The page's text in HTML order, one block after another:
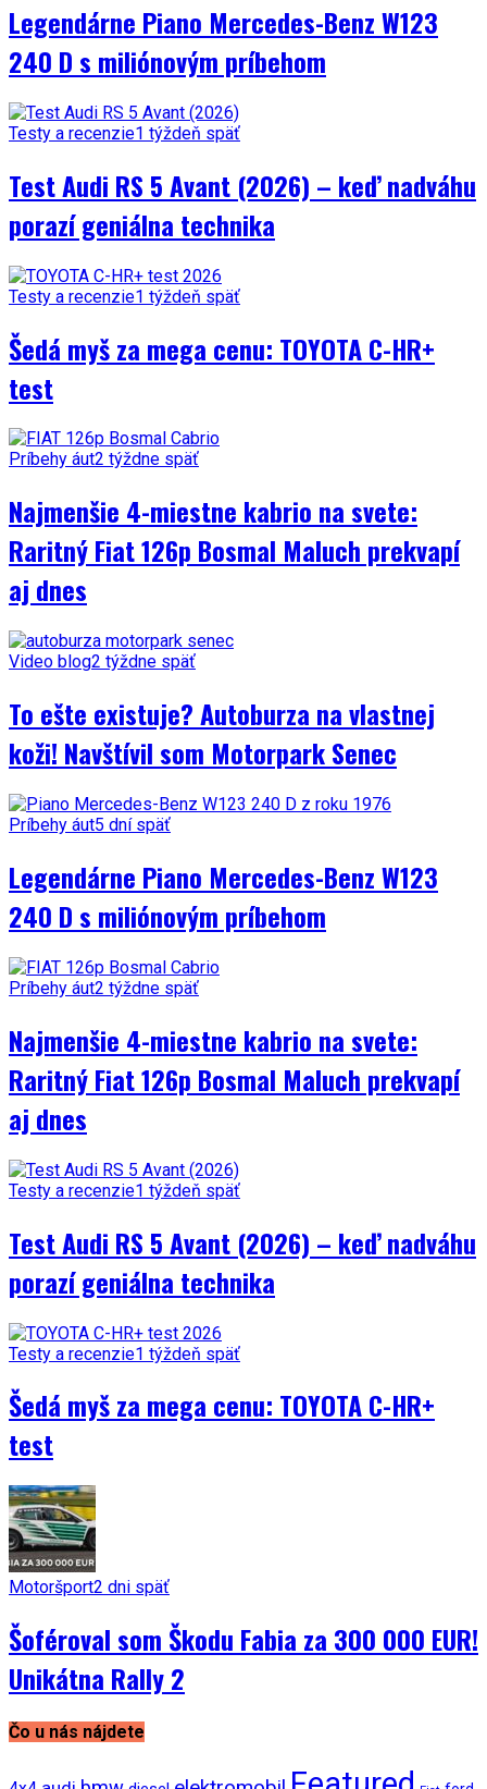
Legendárne Piano Mercedes-Benz W123
240 D s miliónovým príbehom
Testy a recenzie1 týždeň späť
Test Audi RS 5 Avant (2026) – keď nadváhu
porazí geniálna technika
Testy a recenzie1 týždeň späť
Šedá myš za mega cenu: TOYOTA C-HR+
test
Príbehy áut2 týždne späť
Najmenšie 4-miestne kabrio na svete:
Raritný Fiat 126p Bosmal Maluch prekvapí
aj dnes
Video blog2 týždne späť
To ešte existuje? Autoburza na vlastnej
koži! Navštívil som Motorpark Senec
Príbehy áut5 dní späť
Legendárne Piano Mercedes-Benz W123
240 D s miliónovým príbehom
Príbehy áut2 týždne späť
Najmenšie 4-miestne kabrio na svete:
Raritný Fiat 126p Bosmal Maluch prekvapí
aj dnes
Testy a recenzie1 týždeň späť
Test Audi RS 5 Avant (2026) – keď nadváhu
porazí geniálna technika
Testy a recenzie1 týždeň späť
Šedá myš za mega cenu: TOYOTA C-HR+
test
Motoršport2 dni späť
Šoféroval som Škodu Fabia za 300 000 EUR!
Unikátna Rally 2
Čo u nás nájdete